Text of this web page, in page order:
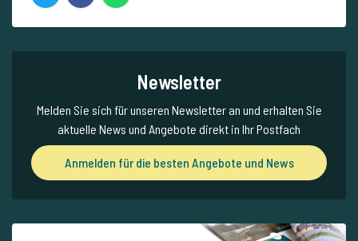
Newsletter
Melden Sie sich für unseren Newsletter an und erhalten Sie
aktuelle News und Angebote direkt in Ihr Postfach
Anmelden für die besten Angebote und News